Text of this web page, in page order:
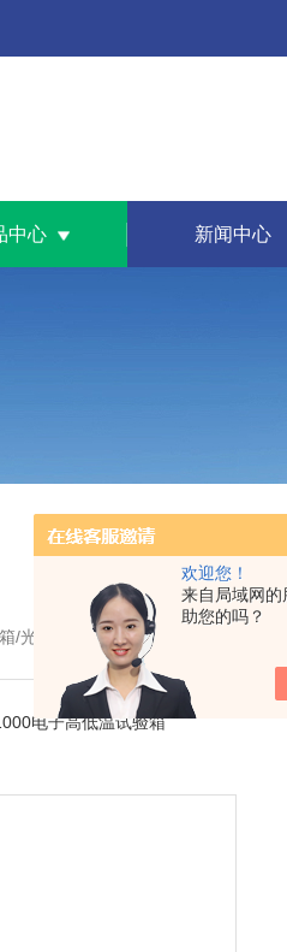
欢迎您！
来自局域网
助您的吗？
中心 新闻中心
干燥箱/真空干燥箱/高温烘箱等/箱式电阻炉/陶瓷纤维马
电子高低温试验箱